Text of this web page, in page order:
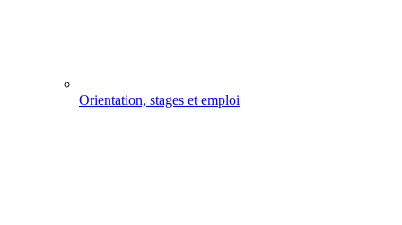
Orientation, stages et emploi